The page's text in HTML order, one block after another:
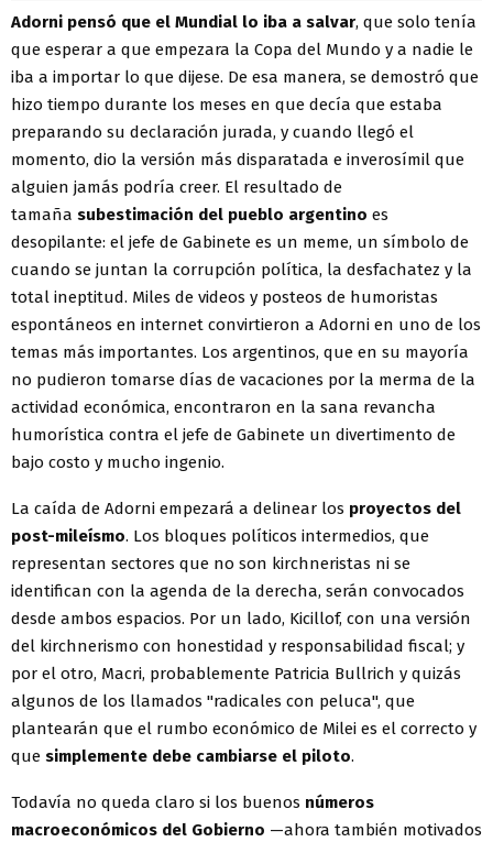
Adorni pensó que el Mundial lo iba a salvar, que solo tenía
que esperar a que empezara la Copa del Mundo y a nadie le
iba a importar lo que dijese. De esa manera, se demostró que
hizo tiempo durante los meses en que decía que estaba
preparando su declaración jurada, y cuando llegó el
momento, dio la versión más disparatada e inverosímil que
alguien jamás podría creer. El resultado de
tamaña subestimación del pueblo argentino es
desopilante: el jefe de Gabinete es un meme, un símbolo de
cuando se juntan la corrupción política, la desfachatez y la
total ineptitud. Miles de videos y posteos de humoristas
espontáneos en internet convirtieron a Adorni en uno de los
temas más importantes. Los argentinos, que en su mayoría
no pudieron tomarse días de vacaciones por la merma de la
actividad económica, encontraron en la sana revancha
humorística contra el jefe de Gabinete un divertimento de
bajo costo y mucho ingenio.
La caída de Adorni empezará a delinear los proyectos del
post-mileísmo. Los bloques políticos intermedios, que
representan sectores que no son kirchneristas ni se
identifican con la agenda de la derecha, serán convocados
desde ambos espacios. Por un lado, Kicillof, con una versión
del kirchnerismo con honestidad y responsabilidad fiscal; y
por el otro, Macri, probablemente Patricia Bullrich y quizás
algunos de los llamados "radicales con peluca", que
plantearán que el rumbo económico de Milei es el correcto y
que simplemente debe cambiarse el piloto.
Todavía no queda claro si los buenos números
macroeconómicos del Gobierno —ahora también motivados